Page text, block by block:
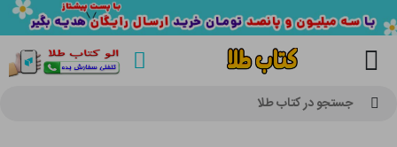
جستجو در کتاب طلا